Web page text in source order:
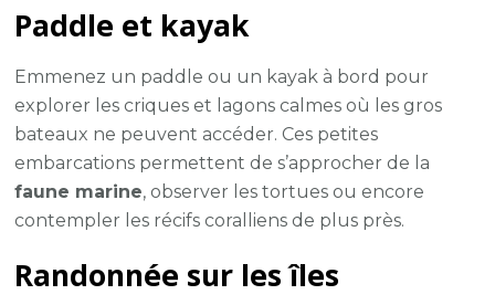
Paddle et kayak
Emmenez un paddle ou un kayak à bord pour
explorer les criques et lagons calmes où les gros
bateaux ne peuvent accéder. Ces petites
embarcations permettent de s’approcher de la
faune marine, observer les tortues ou encore
contempler les récifs coralliens de plus près.
Randonnée sur les îles